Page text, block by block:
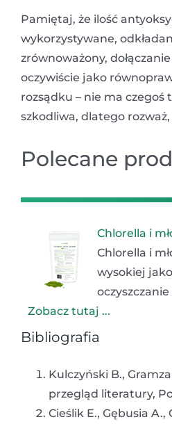
Pamiętaj, że ilość
wykorzystywane,
zrównoważony,
oczywiście jako
rozsądku – nie ma
szkodliwa, dlatego
Polecane
Chlorella i
Chlorella i
wysokiej
Zobacz tutaj ...
Bibliografia
Kulczyński B.,
przegląd literatury,
Cieślik E., Gębusia